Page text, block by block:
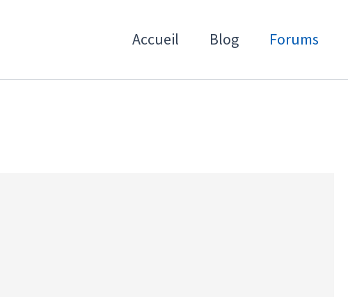
Accueil Blog Forums